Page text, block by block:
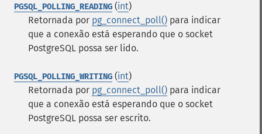
PGSQL_POLLING_READING (int)
Retornada por pg_connect_poll() para indicar
que a conexão está esperando que o socket
PostgreSQL possa ser lido.
PGSQL_POLLING_WRITING (int)
Retornada por pg_connect_poll() para indicar
que a conexão está esperando que o socket
PostgreSQL possa ser escrito.